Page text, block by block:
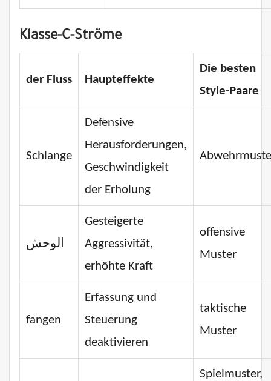
Klasse-C-Ströme
der Fluss Haupteffekte
Die besten
Style-Paare
Schlange
Defensive
Herausforderungen,
Geschwindigkeit
der Erholung
الوحش
Gesteigerte
Aggressivität,
erhöhte Kraft
offensive
Muster
fangen
Erfassung und
Steuerung
deaktivieren
taktische
Muster
Spielmuster,